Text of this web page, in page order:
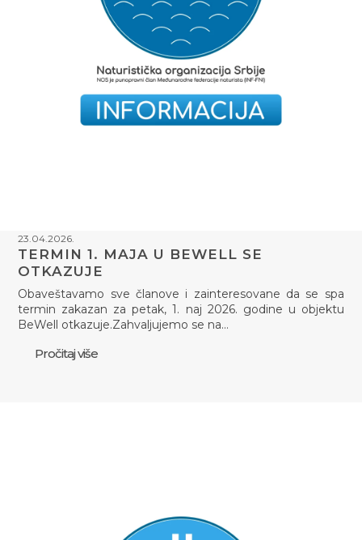
23.04.2026.
TERMIN 1. MAJA U BEWELL SE
OTKAZUJE
Obaveštavamo sve članove i zainteresovane da se spa
termin zakazan za petak, 1. naj 2026. godine u objektu
BeWell otkazuje.Zahvaljujemo se na…
Pročitaj više